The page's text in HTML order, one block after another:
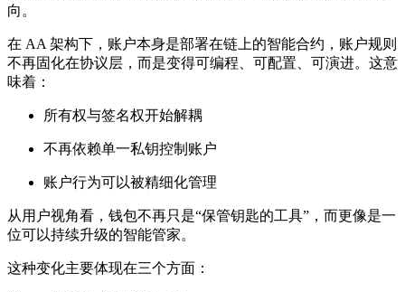
向。
在 AA 架构下，账户本身是部署在链上的智能合约，账户规则
不再固化在协议层，而是变得可编程、可配置、可演进。这意
味着：
所有权与签名权开始解耦
不再依赖单一私钥控制账户
账户行为可以被精细化管理
从用户视角看，钱包不再只是“保管钥匙的工具”，而更像是一
位可以持续升级的智能管家。
这种变化主要体现在三个方面：